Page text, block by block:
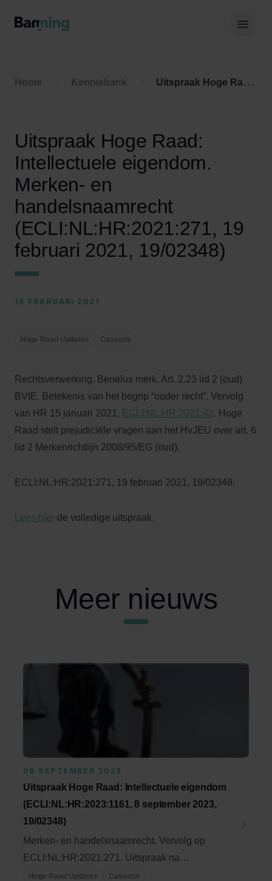
Home Kennisbank Uitspraak Hoge Raad: Intellectuele eigendom. Merken- en handelsnaamrecht (ECLI:NL:HR:2021:271, 19 februari 2021, 19/02348)
Uitspraak Hoge Raad:
Intellectuele eigendom.
Merken- en
handelsnaamrecht
(ECLI:NL:HR:2021:271, 19
februari 2021, 19/02348)
19 FEBRUARI 2021
Hoge Raad Updates Cassatie
Rechtsverwerking. Benelux merk. Art. 2.23 lid 2 (oud)
BVIE. Betekenis van het begrip “ouder recht”. Vervolg
van HR 15 januari 2021, ECLI:NL:HR:2021:42. Hoge
Raad stelt prejudiciële vragen aan het HvJEU over art. 6
lid 2 Merkenrichtlijn 2008/95/EG (oud).
ECLI:NL:HR:2021:271, 19 februari 2021, 19/02348.
Lees hier de volledige uitspraak.
Meer nieuws
08 SEPTEMBER 2023
Uitspraak Hoge Raad: Intellectuele eigendom
(ECLI:NL:HR:2023:1161, 8 september 2023,
19/02348)
Merken- en handelsnaamrecht. Vervolg op
ECLI:NL:HR:2021:271. Uitspraak na
prejudiciële procedure ...
Hoge Raad Updates Cassatie